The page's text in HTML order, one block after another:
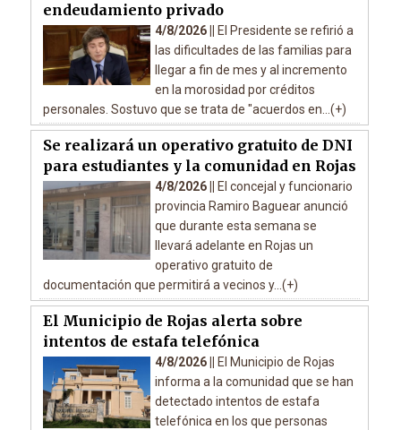
endeudamiento privado
4/8/2026 ||
El Presidente se refirió a
las dificultades de las familias para
llegar a fin de mes y al incremento
en la morosidad por créditos
personales. Sostuvo que se trata de "acuerdos en...(+)
Se realizará un operativo gratuito de DNI
para estudiantes y la comunidad en Rojas
4/8/2026 ||
El concejal y funcionario
provincia Ramiro Baguear anunció
que durante esta semana se
llevará adelante en Rojas un
operativo gratuito de
documentación que permitirá a vecinos y...(+)
El Municipio de Rojas alerta sobre
intentos de estafa telefónica
4/8/2026 ||
El Municipio de Rojas
informa a la comunidad que se han
detectado intentos de estafa
telefónica en los que personas